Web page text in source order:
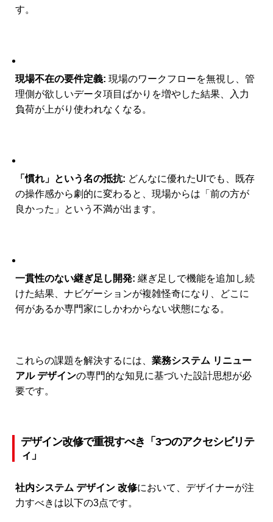
す。
現場不在の要件定義: 現場のワークフローを無視し、管
理側が欲しいデータ項目ばかりを増やした結果、入力
負荷が上がり使われなくなる。
「慣れ」という名の抵抗: どんなに優れたUIでも、既存
の操作感から劇的に変わると、現場からは「前の方が
良かった」という不満が出ます。
一貫性のない継ぎ足し開発: 継ぎ足しで機能を追加し続
けた結果、ナビゲーションが複雑怪奇になり、どこに
何があるか専門家にしかわからない状態になる。
これらの課題を解決するには、 業務システム リニュー
アル デザインの専門的な知見に基づいた設計思想が必
要です。
デザイン改修で重視すべき「3つのアクセシビリテ
ィ」
社内システム デザイン 改修において、デザイナーが注
力すべきは以下の3点です。